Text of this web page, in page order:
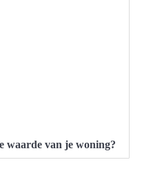
waarde van je woning?